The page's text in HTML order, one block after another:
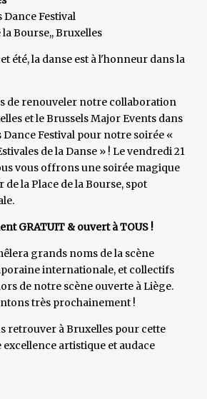
Dance Festival
la Bourse,, Bruxelles
été, la danse est à l'honneur dans la
de renouveler notre collaboration
et le Brussels Major Events dans
Dance Festival pour notre soirée «
de la Danse » ! Le vendredi 21
vous offrons une soirée magique
de la Place de la Bourse, spot
GRATUIT & ouvert à TOUS !
grands noms de la scène
internationale, et collectifs
de notre scène ouverte à Liège.
très prochainement !
retrouver à Bruxelles pour cette
artistique et audace